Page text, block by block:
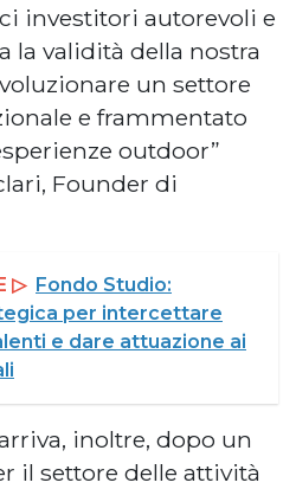
investitori autorevoli e
la validità della nostra
un settore
e frammentato
outdoor”
Founder di
▷ Fondo Studio:
per intercettare
e dare attuazione ai
inoltre, dopo un
il settore delle attività